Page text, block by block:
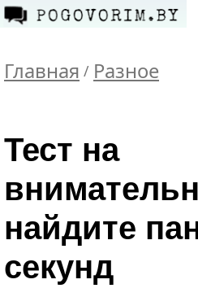
Главная / Разное
Тест на
найдите
секунд